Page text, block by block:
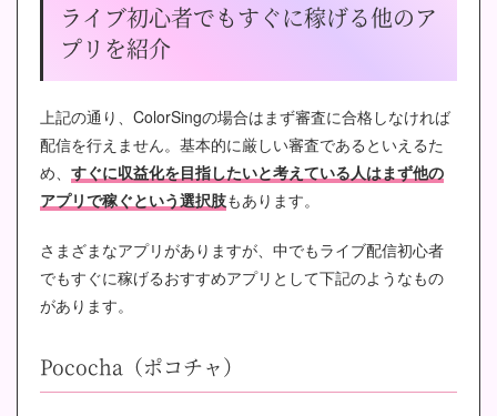
ライブ初心者でもすぐに稼げる他のア
プリを紹介
上記の通り、ColorSingの場合はまず審査に合格しなければ
配信を行えません。基本的に厳しい審査であるといえるた
め、 すぐに収益化を目指したいと考えている人はまず他の
アプリで稼ぐという選択肢もあります。
さまざまなアプリがありますが、中でもライブ配信初心者
でもすぐに稼げるおすすめアプリとして下記のようなもの
があります。
Pococha（ポコチャ）